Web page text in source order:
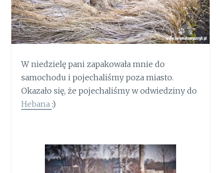
W niedzielę pani zapakowała mnie do
samochodu i pojechaliśmy poza miasto.
Okazało się, że pojechaliśmy w odwiedziny do
Hebana:)